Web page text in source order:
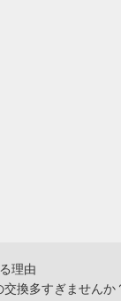
理由
交換多すぎませんか